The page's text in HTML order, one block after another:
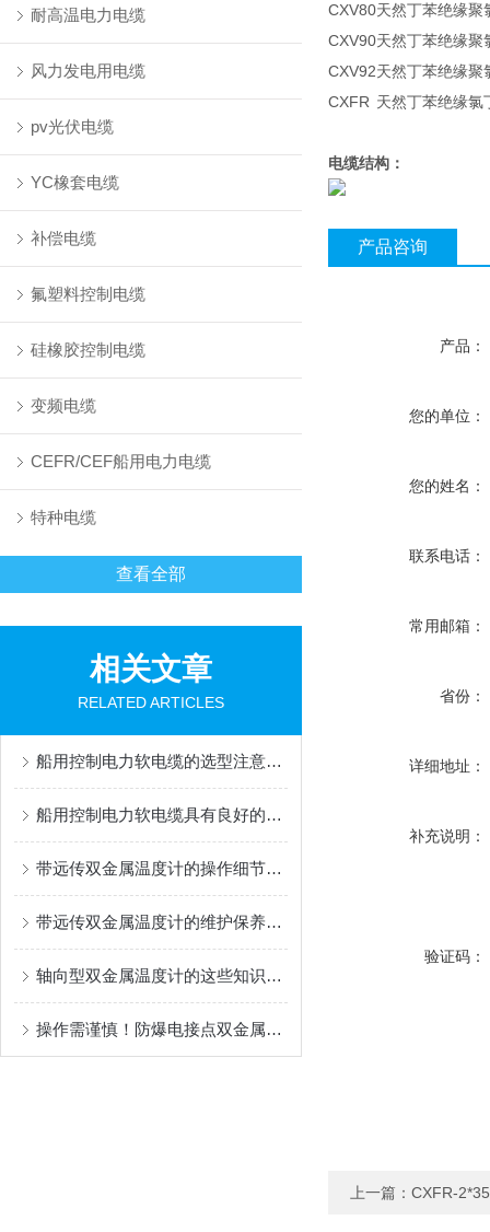
耐高温电力电缆
风力发电用电缆
pv光伏电缆
YC橡套电缆
补偿电缆
氟塑料控制电缆
硅橡胶控制电缆
变频电缆
CEFR/CEF船用电力电缆
特种电缆
查看全部
相关文章
RELATED ARTICLES
船用控制电力软电缆的选型注意事项
船用控制电力软电缆具有良好的电气性能
带远传双金属温度计的操作细节讲解
带远传双金属温度计的维护保养需要从多个方面入手
轴向型双金属温度计的这些知识点是你所要了解的
操作需谨慎！防爆电接点双金属温度计操作时需要注意这些
CXV80天然丁苯绝缘聚
CXV90天然丁苯绝缘聚
CXV92天然丁苯绝缘聚
CXFR 天然丁苯绝缘氯
电缆结构：
产品咨询
产品：
您的单位：
您的姓名：
联系电话：
常用邮箱：
省份：
详细地址：
补充说明：
验证码：
上一篇： CXFR-